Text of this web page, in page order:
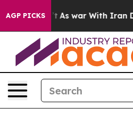
AGP PICKS
As war With Iran Drove oil